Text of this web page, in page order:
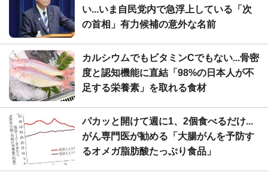
い...いま自民党内で急浮上している「次
の首相」有力候補の意外な名前
カルシウムでもビタミンCでもない...骨密
度と認知機能に直結「98%の日本人が不
足する栄養素」を取れる食材
パカッと開けて週に1、2個食べるだけ...
がん専門医が勧める「大腸がんを予防す
るオメガ脂肪酸たっぷり食品」